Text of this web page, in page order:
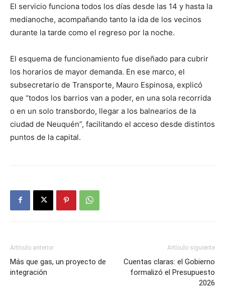
El servicio funciona todos los días desde las 14 y hasta la
medianoche, acompañando tanto la ida de los vecinos
durante la tarde como el regreso por la noche.
El esquema de funcionamiento fue diseñado para cubrir
los horarios de mayor demanda. En ese marco, el
subsecretario de Transporte, Mauro Espinosa, explicó
que “todos los barrios van a poder, en una sola recorrida
o en un solo transbordo, llegar a los balnearios de la
ciudad de Neuquén”, facilitando el acceso desde distintos
puntos de la capital.
Artículo anterior
Más que gas, un proyecto de
integración
Artículo siguiente
Cuentas claras: el Gobierno
formalizó el Presupuesto
2026